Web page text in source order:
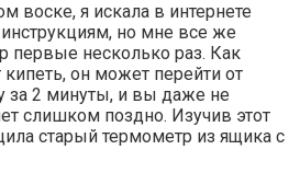
воске, я искала в интернете
но мне все же
первые несколько раз. Как
кипеть, он может перейти от
за 2 минуты, и вы даже не
слишком поздно. Изучив этот
старый термометр из ящика с